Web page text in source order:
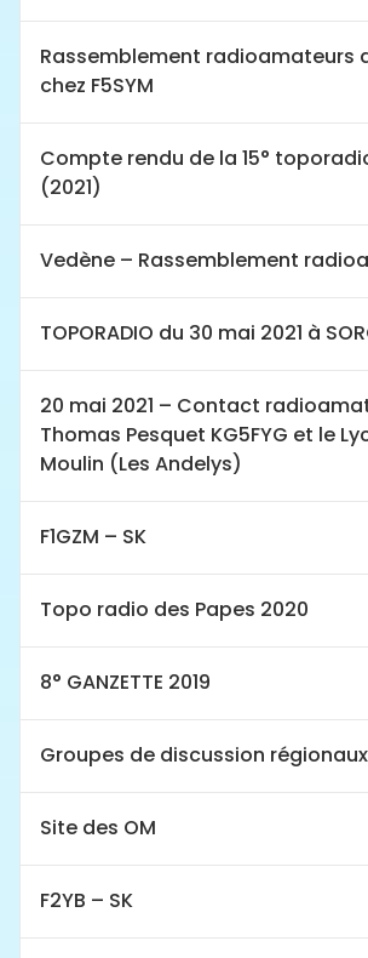
Rassemblement radioamateurs
chez F5SYM
Compte rendu de la 15°
(2021)
Vedène – Rassemblement
TOPORADIO du 30 mai 2021 à
20 mai 2021 – Contact
Thomas Pesquet KG5FYG et le
Moulin (Les Andelys)
F1GZM – SK
Topo radio des Papes 2020
8° GANZETTE 2019
Groupes de discussion régionaux
Site des OM
F2YB – SK